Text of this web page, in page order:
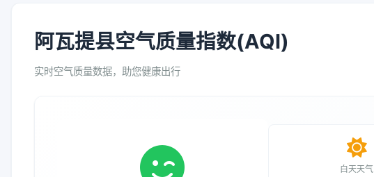
阿瓦提县空气质量指数(AQI)
实时空气质量数据，助您健康出行
白天天气